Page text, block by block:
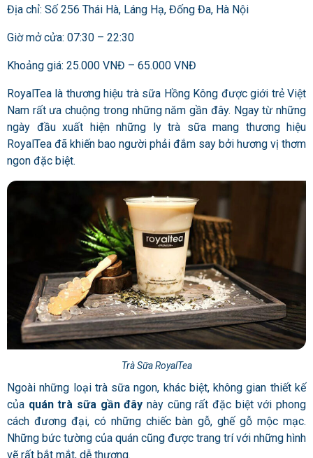
Địa chỉ: Số 256 Thái Hà, Láng Hạ, Đống Đa, Hà Nội
Giờ mở cửa: 07:30 – 22:30
Khoảng giá: 25.000 VNĐ – 65.000 VNĐ
RoyalTea là thương hiệu trà sữa Hồng Kông được giới trẻ Việt
Nam rất ưa chuộng trong những năm gần đây. Ngay từ những
ngày đầu xuất hiện những ly trà sữa mang thương hiệu
RoyalTea đã khiến bao người phải đắm say bởi hương vị thơm
ngon đặc biệt.
Trà Sữa RoyalTea
Ngoài những loại trà sữa ngon, khác biệt, không gian thiết kế
của quán trà sữa gần đâynày cũng rất đặc biệt với phong
cách đương đại, có những chiếc bàn gỗ, ghế gỗ mộc mạc.
Những bức tường của quán cũng được trang trí với những hình
vẽ rất bắt mắt, dễ thương.